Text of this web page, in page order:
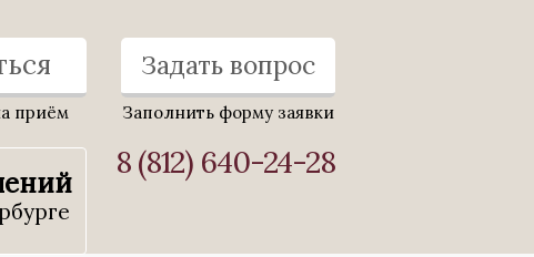
приём
Задать вопрос
Заполнить форму заявки
8 (812) 640-24-28